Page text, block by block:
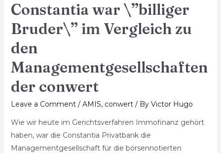
Constantia war \”billiger
Bruder\” im Vergleich zu
den
Managementgesellschaften
der conwert
Leave a Comment / AMIS, conwert/ By Victor Hugo
Wie wir heute im Gerichtsverfahren Immofinanz gehört
haben, war die Constantia Privatbank die
Managementgesellschaft für die börsennotierten